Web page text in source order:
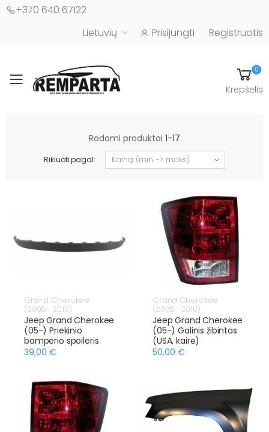
+370 640 67122
Lietuvių
Prisijungti Registruotis
Toggle mobile menu
0
Krepšelis
Rodomi produktai 1-17
Rikiuoti pagal:
Grand Cherokee
(2005- 2010)
Jeep Grand Cherokee
(05-) Priekinio
bamperio spoileris
39,00 €
Grand Cherokee
(2005- 2010)
Jeep Grand Cherokee
(05-) Galinis žibintas
(USA, kairė)
50,00 €